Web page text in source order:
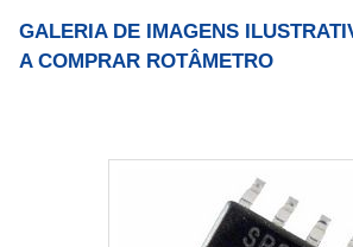
GALERIA DE IMAGENS
A COMPRAR ROTÂMETRO